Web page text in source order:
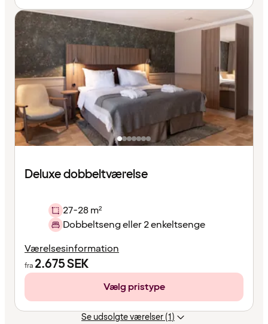
Deluxe dobbeltværelse
27-28 m²
Dobbeltseng eller 2 enkeltsenge
Værelsesinformation
fra 2.675SEK
Vælg pristype
Se udsolgte værelser (1)